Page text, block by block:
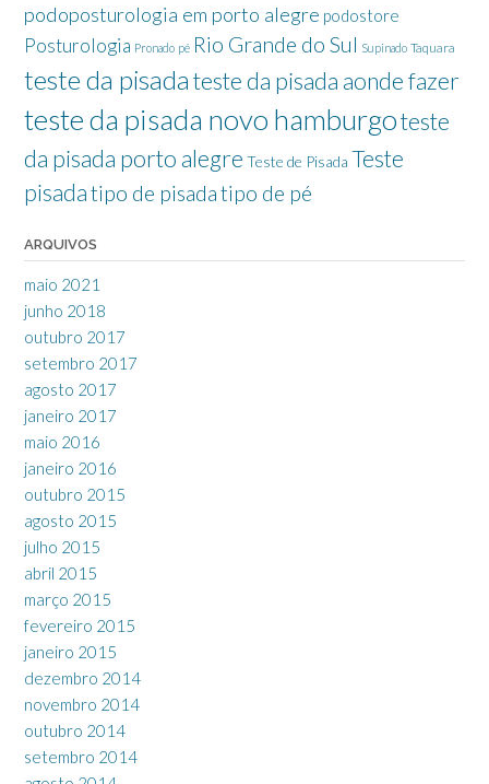
podoposturologia em porto alegre podostore
Posturologia Pronado pé Rio Grande do Sul Supinado Taquara
teste da pisadateste da pisada aonde fazer
teste da pisada novo hamburgoteste
da pisada porto alegre Teste de Pisada Teste
pisadatipo de pisadatipo de pé
ARQUIVOS
maio 2021
junho 2018
outubro 2017
setembro 2017
agosto 2017
janeiro 2017
maio 2016
janeiro 2016
outubro 2015
agosto 2015
julho 2015
abril 2015
março 2015
fevereiro 2015
janeiro 2015
dezembro 2014
novembro 2014
outubro 2014
setembro 2014